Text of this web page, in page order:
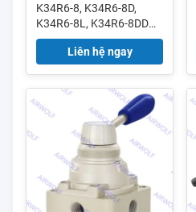
K34R6-8, K34R6-8D,
K34R6-8L, K34R6-8DD
Van quay tay xoay
Sunrise Nielsen HV Series
Liên hệ ngay